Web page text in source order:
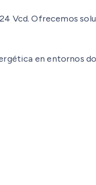
Vcd. Ofrecemos
en entornos